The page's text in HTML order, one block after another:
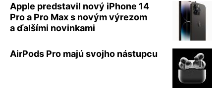
Apple predstavil nový iPhone 14
Pro a Pro Max s novým výrezom
a ďalšími novinkami
AirPods Pro majú svojho nástupcu